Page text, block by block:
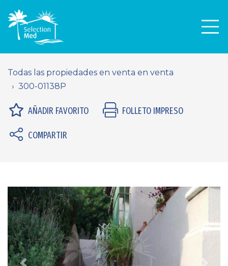
Todas las propiedades en venta en venta
300-01138P
AÑADIR FAVORITO FOLLETO IMPRESO
COMPARTIR